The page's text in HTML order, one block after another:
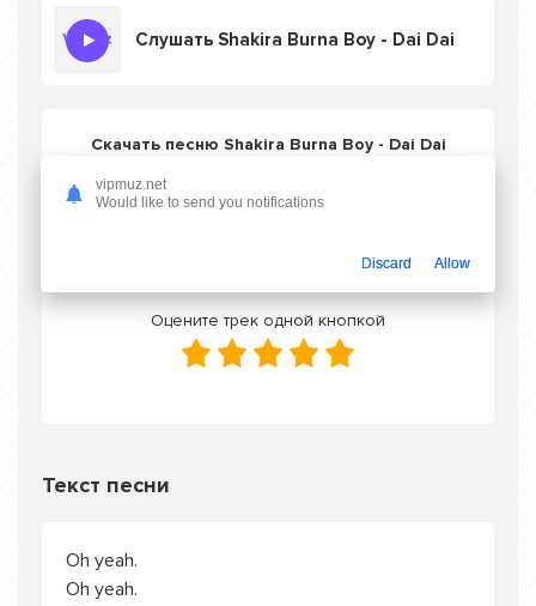
Слушать Shakira Burna Boy - Dai Dai
Скачать песню Shakira Burna Boy - Dai Dai
Оцените трек одной кнопкой
Текст песни
Oh yeah.
Oh yeah.
vipmuz.net
Would like to send you notifications
Discard Allow